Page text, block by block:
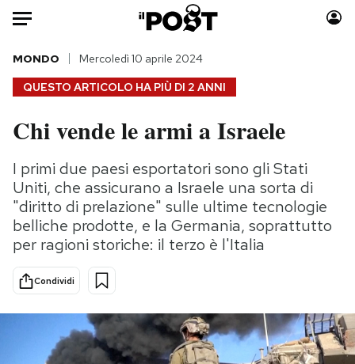
Auto
HOME
Italia
Politica
Tecnologia
Internet
Scienza
Cultura
Economia
Sport
Moda
Consumismi
Storie/Idee
Ok Boomer!
Media
Mondiali calcio 2026
QUESTO ARTICOLO HA PIÙ DI 2 ANNI
MONDO Mercoledì 10 aprile 2024
Chi vende le armi a Israele
I primi due paesi esportatori sono gli Stati
Uniti, che assicurano a Israele una sorta di
"diritto di prelazione" sulle ultime tecnologie
belliche prodotte, e la Germania, soprattutto
per ragioni storiche: il terzo è l'Italia
Condividi